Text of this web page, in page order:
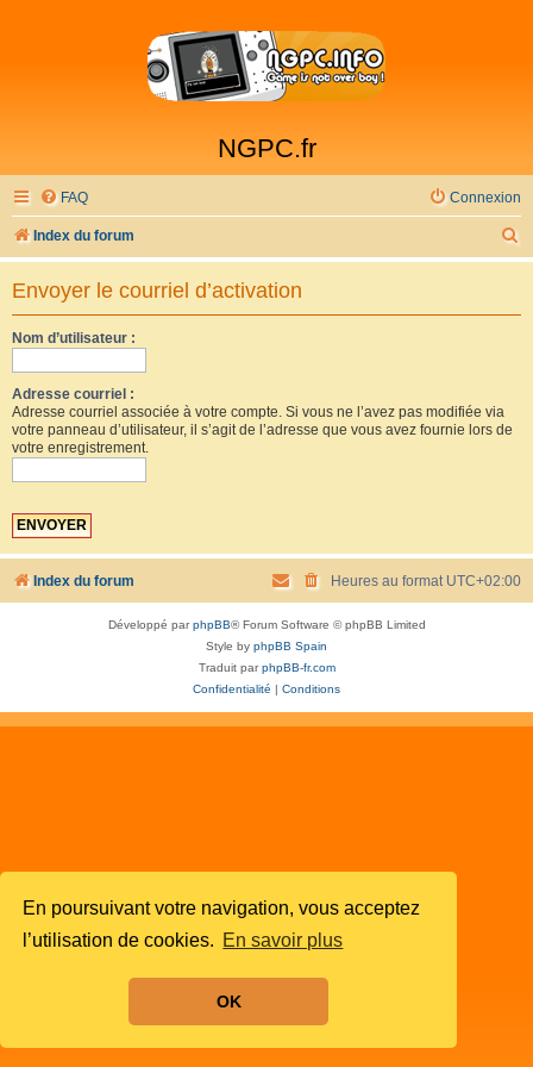
En poursuivant votre navigation, vous acceptez
l’utilisation de cookies. En savoir plus
OK
NGPC.fr
FAQ Connexion
Index du forum
e
Envoyer le courriel d’activation
Nom d’utilisateur :
Adresse courriel :
Adresse courriel associée à votre compte. Si vous ne l’avez pas modifiée via
votre panneau d’utilisateur, il s’agit de l’adresse que vous avez fournie lors de
votre enregistrement.
Index du forum Heures au format UTC+02:00
Développé parphpBB® Forum Software © phpBB Limited
Style by phpBB Spain
Traduit parphpBB-fr.com
Confidentialité
Conditions